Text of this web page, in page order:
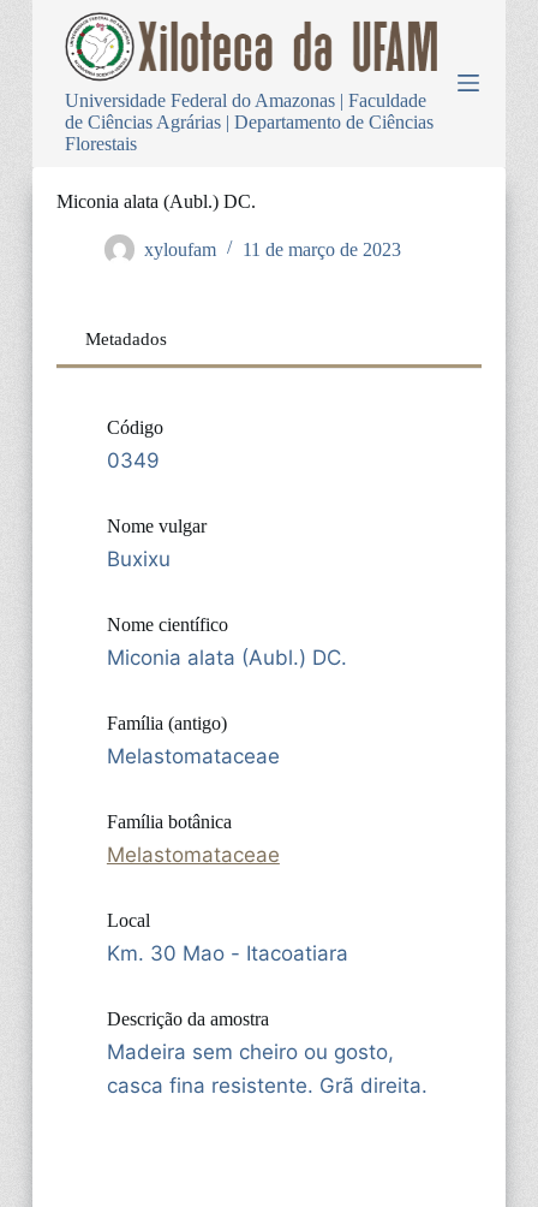
Universidade Federal do Amazonas | Faculdade
de Ciências Agrárias | Departamento de Ciências
Florestais
Miconia alata (Aubl.) DC.
xyloufam 11 de março de 2023
Metadados
Código
0349
Nome vulgar
Buxixu
Nome científico
Miconia alata (Aubl.) DC.
Família (antigo)
Melastomataceae
Família botânica
Melastomataceae
Local
Km. 30 Mao - Itacoatiara
Descrição da amostra
Madeira sem cheiro ou gosto,
casca fina resistente. Grã direita.